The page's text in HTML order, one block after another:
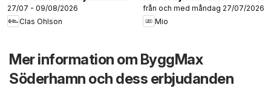
27/07 - 09/08/2026
Clas Ohlson
från och med måndag 27/07/2026
Mio
Mer information om ByggMax
Söderhamn och dess erbjudanden